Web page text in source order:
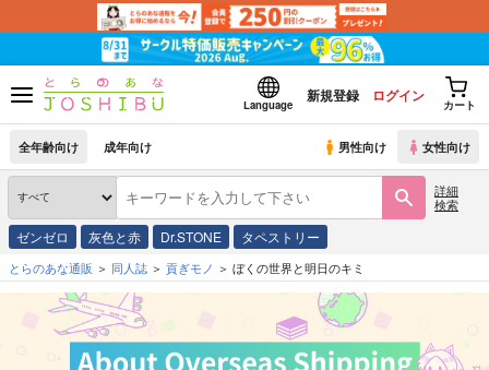
Language
新規登録 ログイン
カート
全年齢向け 成年向け 男性向け 女性向け
詳細
検索
ゼンゼロ 灰色と赤 Dr.STONE タペストリー
とらのあな通販 同人誌 貢ぎモノ ぼくの世界と明日のキミ